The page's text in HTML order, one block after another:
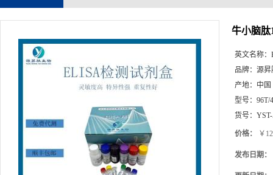
牛小脑肽
英文名称：
品牌： 源昇
产地： 中国
型号： 96T/
货号：
价格： ￥
发布日期：